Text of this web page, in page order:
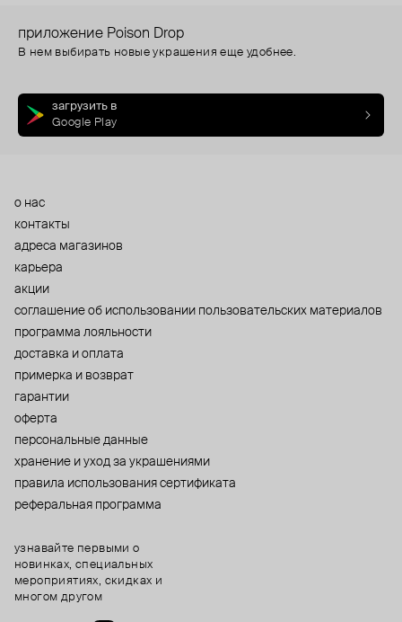
приложение Poison Drop
В нем выбирать новые украшения еще удобнее.
загрузить в
Google Play
о нас
контакты
адреса магазинов
карьера
акции
cоглашение об использовании пользовательских материалов
программа лояльности
доставка и оплата
примерка и возврат
гарантии
оферта
персональные данные
хранение и уход за украшениями
правила использования сертификата
реферальная программа
узнавайте первыми о
новинках, специальных
мероприятиях, скидках и
многом другом